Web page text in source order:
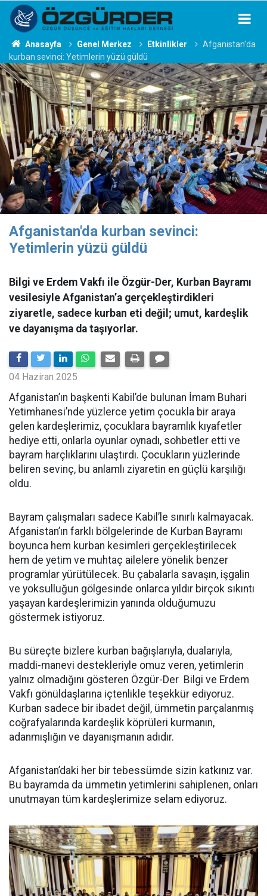
Anasayfa Genel Merkez Etkinlikler
Afganistan'da
kurban sevinci: Yetimlerin yüzü güldü
Afganistan'da kurban sevinci:
Yetimlerin yüzü güldü
Bilgi ve Erdem Vakfı ile Özgür-Der, Kurban Bayramı
vesilesiyle Afganistan’a gerçekleştirdikleri
ziyaretle, sadece kurban eti değil; umut, kardeşlik
ve dayanışma da taşıyorlar.
04 Haziran 2025
Afganistan’ın başkenti Kabil’de bulunan İmam Buhari
Yetimhanesi’nde yüzlerce yetim çocukla bir araya
gelen kardeşlerimiz, çocuklara bayramlık kıyafetler
hediye etti, onlarla oyunlar oynadı, sohbetler etti ve
bayram harçlıklarını ulaştırdı. Çocukların yüzlerinde
beliren sevinç, bu anlamlı ziyaretin en güçlü karşılığı
oldu.
Bayram çalışmaları sadece Kabil’le sınırlı kalmayacak.
Afganistan’ın farklı bölgelerinde de Kurban Bayramı
boyunca hem kurban kesimleri gerçekleştirilecek
hem de yetim ve muhtaç ailelere yönelik benzer
programlar yürütülecek. Bu çabalarla savaşın, işgalin
ve yoksulluğun gölgesinde onlarca yıldır birçok sıkıntı
yaşayan kardeşlerimizin yanında olduğumuzu
göstermek istiyoruz.
Bu süreçte bizlere kurban bağışlarıyla, dualarıyla,
maddi-manevi destekleriyle omuz veren, yetimlerin
yalnız olmadığını gösteren Özgür-Der Bilgi ve Erdem
Vakfı gönüldaşlarına içtenlikle teşekkür ediyoruz.
Kurban sadece bir ibadet değil, ümmetin parçalanmış
coğrafyalarında kardeşlik köprüleri kurmanın,
adanmışlığın ve dayanışmanın adıdır.
Afganistan’daki her bir tebessümde sizin katkınız var.
Bu bayramda da ümmetin yetimlerini sahiplenen, onları
unutmayan tüm kardeşlerimize selam ediyoruz.